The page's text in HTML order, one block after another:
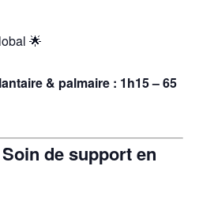
🌟
& palmaire : 1h15 – 65
de support en